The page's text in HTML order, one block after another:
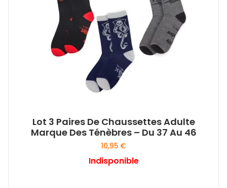
Lot 3 Paires De Chaussettes Adulte
Marque Des Ténèbres – Du 37 Au 46
10,95 €
Indisponible